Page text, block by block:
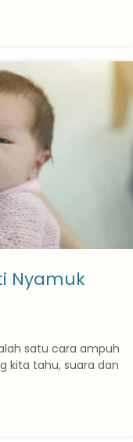
Nyamuk
satu cara ampuh
kita tahu, suara dan